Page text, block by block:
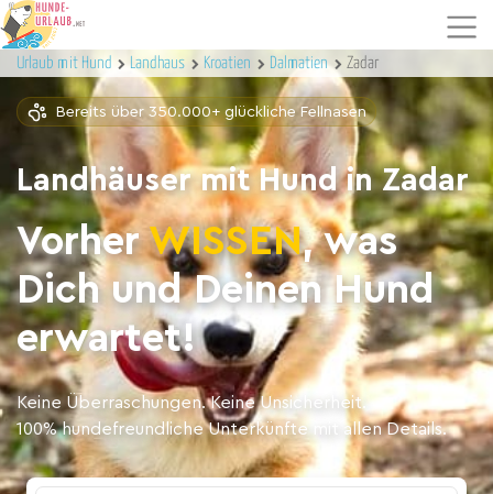
Urlaub mit Hund Landhaus Kroatien Dalmatien Zadar
Bereits über 350.000+ glückliche Fellnasen
Landhäuser mit Hund in Zadar
VorherWISSEN, was
Dich und Deinen Hund
erwartet!
Keine Überraschungen. Keine Unsicherheit.
100% hundefreundliche Unterkünfte mit allen Details.